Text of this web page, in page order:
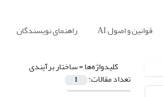
قوانین و اصول AI راهنمای نویسندگان
کلیدواژه‌ها =ساختار برآیندی
تعداد مقالات: 1